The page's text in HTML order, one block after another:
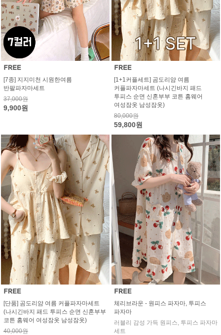
[7종] 지지미천 시원한여름
반팔파자마세트
37,000원
9,900원
[1+1커플세트] 곰도리얌 여름
커플파자마세트 (나시긴바지 패드
투피스 순면 신혼부부 코튼 홈웨어
여성잠옷 남성잠옷)
80,000원
59,800원
[단품] 곰도리얌 여름 커플파자마세트
(나시긴바지 패드 투피스 순면 신혼부부
코튼 홈웨어 여성잠옷 남성잠옷)
40,000원
체리브라운 - 원피스 파자마, 투피스
파자마
러블리 감성 가득 원피스, 투피스 파자마
세트